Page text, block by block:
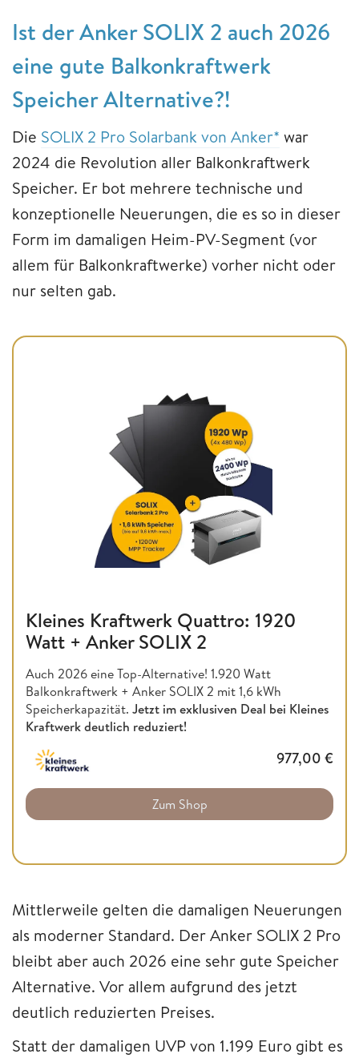
Ist der Anker SOLIX 2 auch 2026
eine gute Balkonkraftwerk
Speicher Alternative?!
Die SOLIX 2 Pro Solarbank von Anker* war
2024 die Revolution aller Balkonkraftwerk
Speicher. Er bot mehrere technische und
konzeptionelle Neuerungen, die es so in dieser
Form im damaligen Heim-PV-Segment (vor
allem für Balkonkraftwerke) vorher nicht oder
nur selten gab.
Kleines Kraftwerk Quattro: 1920
Watt + Anker SOLIX 2
Auch 2026 eine Top-Alternative! 1.920 Watt
Balkonkraftwerk + Anker SOLIX 2 mit 1,6 kWh
Speicherkapazität. Jetzt im exklusiven Deal bei Kleines
Kraftwerk deutlich reduziert!
977,00 €
Zum Shop
Mittlerweile gelten die damaligen Neuerungen
als moderner Standard. Der Anker SOLIX 2 Pro
bleibt aber auch 2026 eine sehr gute Speicher
Alternative. Vor allem aufgrund des jetzt
deutlich reduzierten Preises.
Statt der damaligen UVP von 1.199 Euro gibt es